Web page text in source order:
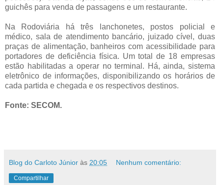
guichês para venda de passagens e um restaurante.
Na Rodoviária há três lanchonetes, postos policial e
médico, sala de atendimento bancário, juizado cível, duas
praças de alimentação, banheiros com acessibilidade para
portadores de deficiência física. Um total de 18 empresas
estão habilitadas a operar no terminal. Há, ainda, sistema
eletrônico de informações, disponibilizando os horários de
cada partida e chegada e os respectivos destinos.
Fonte: SECOM.
Blog do Carloto Júnior às 20:05 Nenhum comentário:
Compartilhar